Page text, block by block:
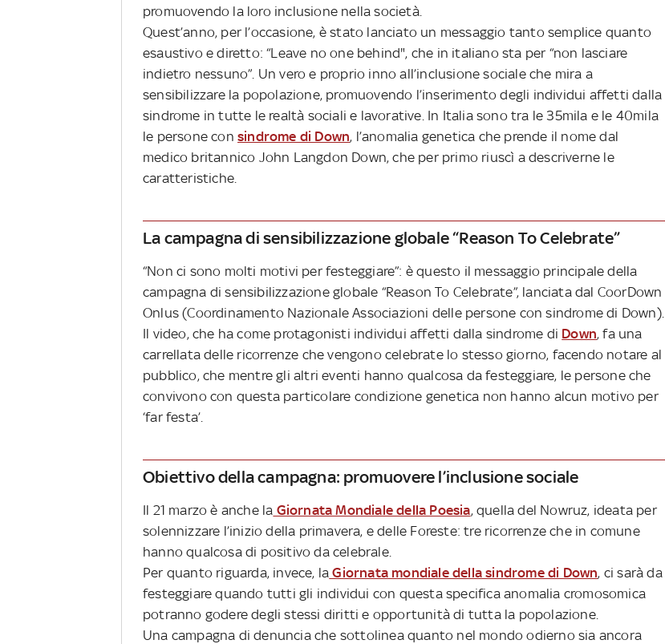
promuovendo la loro inclusione nella società.
Quest’anno, per l’occasione, è stato lanciato un messaggio tanto semplice quanto
esaustivo e diretto: “Leave no one behind", che in italiano sta per “non lasciare
indietro nessuno”. Un vero e proprio inno all’inclusione sociale che mira a
sensibilizzare la popolazione, promuovendo l’inserimento degli individui affetti dalla
sindrome in tutte le realtà sociali e lavorative. In Italia sono tra le 35mila e le 40mila
le persone con sindrome di Down, l’anomalia genetica che prende il nome dal
medico britannico John Langdon Down, che per primo riuscì a descriverne le
caratteristiche.
La campagna di sensibilizzazione globale “Reason To Celebrate”
“Non ci sono molti motivi per festeggiare”: è questo il messaggio principale della
campagna di sensibilizzazione globale “Reason To Celebrate”, lanciata dal CoorDown
Onlus (Coordinamento Nazionale Associazioni delle persone con sindrome di Down).
Il video, che ha come protagonisti individui affetti dalla sindrome di Down, fa una
carrellata delle ricorrenze che vengono celebrate lo stesso giorno, facendo notare al
pubblico, che mentre gli altri eventi hanno qualcosa da festeggiare, le persone che
convivono con questa particolare condizione genetica non hanno alcun motivo per
‘far festa’.
Obiettivo della campagna: promuovere l’inclusione sociale
Il 21 marzo è anche la Giornata Mondiale della Poesia, quella del Nowruz, ideata per
solennizzare l’inizio della primavera, e delle Foreste: tre ricorrenze che in comune
hanno qualcosa di positivo da celebrale.
Per quanto riguarda, invece, la Giornata mondiale della sindrome di Down, ci sarà da
festeggiare quando tutti gli individui con questa specifica anomalia cromosomica
potranno godere degli stessi diritti e opportunità di tutta la popolazione.
Una campagna di denuncia che sottolinea quanto nel mondo odierno sia ancora